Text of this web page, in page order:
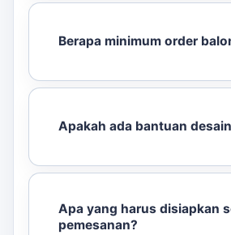
Berapa minimum order
Apakah ada bantuan
Apa yang harus disiapkan
pemesanan?